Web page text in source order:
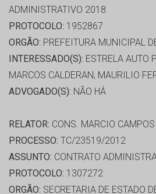
ADMINISTRATIVO 2018
PROTOCOLO: 1952867
ORGÃO: PREFEITURA MUNICIPAL
INTERESSADO(S): ESTRELA AUTO
MARCOS CALDERAN, MAURILIO
ADVOGADO(S): NÃO HÁ
RELATOR: CONS. MARCIO
PROCESSO: TC/23519/2012
ASSUNTO: CONTRATO
PROTOCOLO: 1307272
ORGÃO: SECRETARIA DE ESTADO